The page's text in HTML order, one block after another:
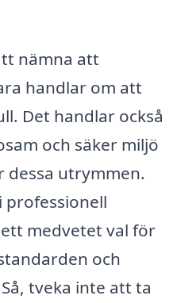
nämna att
handlar om att
Det handlar också
och säker miljö
dessa utrymmen.
professionell
medvetet val för
och
tveka inte att ta